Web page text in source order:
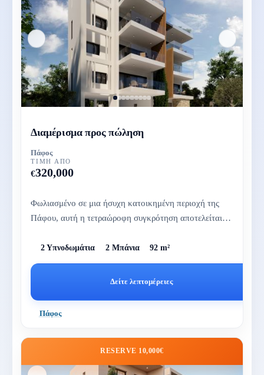
Διαμέρισμα προς πώληση
Πάφος
ΤΙΜΉ ΑΠΌ
€320,000
Φωλιασμένο σε μια ήσυχη κατοικημένη περιοχή της
Πάφου, αυτή η τετραώροφη συγκρότηση αποτελείται
2 Υπνοδωμάτια 2 Μπάνια 92 m²
Δείτε λεπτομέρειες
Πάφος
RESERVE 10,000€